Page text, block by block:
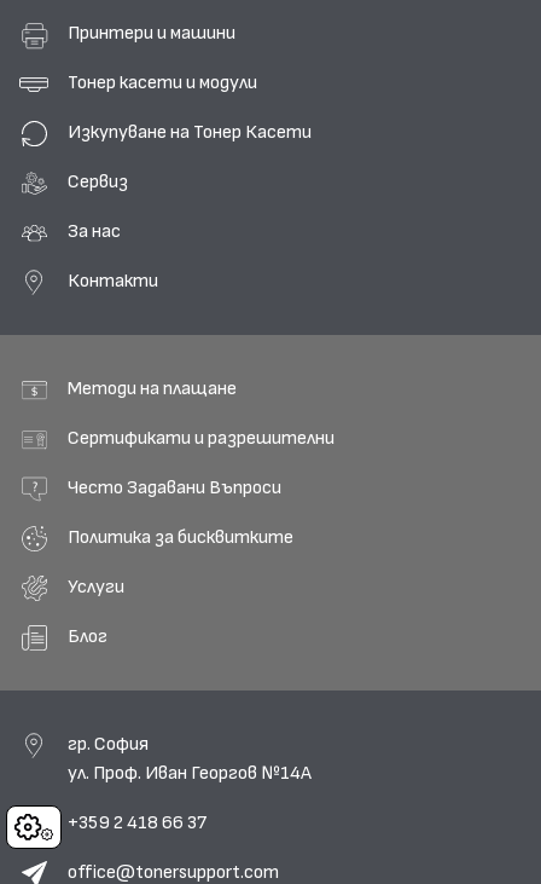
Cookies
Принтери и машини
Тонер касети и модули
Изкупуване на Тонер Касети
Сервиз
За нас
Контакти
Методи на плащане
Сертификати и разрешителни
Често Задавани Въпроси
Политика за бисквитките
Услуги
Блог
гр. София
ул. Проф. Иван Георгов №14А
+359 2 418 66 37
office@tonersupport.com